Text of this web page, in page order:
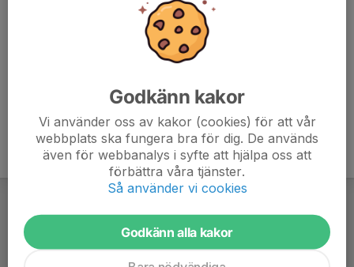
Godkänn kakor
Vi använder oss av kakor (cookies) för att vår
webbplats ska fungera bra för dig. De används
även för webbanalys i syfte att hjälpa oss att
förbättra våra tjänster.
Så använder vi cookies
Godkänn alla kakor